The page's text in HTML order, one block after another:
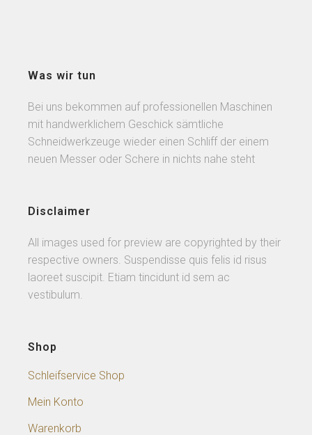
Was wir tun
Bei uns bekommen auf professionellen Maschinen
mit handwerklichem Geschick sämtliche
Schneidwerkzeuge wieder einen Schliff der einem
neuen Messer oder Schere in nichts nahe steht
Disclaimer
All images used for preview are copyrighted by their
respective owners. Suspendisse quis felis id risus
laoreet suscipit. Etiam tincidunt id sem ac
vestibulum.
Shop
Schleifservice Shop
Mein Konto
Warenkorb